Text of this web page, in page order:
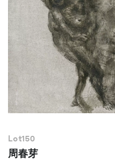
繁體中文
Lot150
周春芽